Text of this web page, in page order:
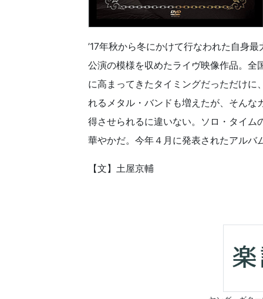
’17年秋から冬にかけて行なわれた自身
公演の模様を収めたライヴ映像作品。全
に高まってきたタイミングだっただけに
れるメタル・バンドも増えたが、そん
得させられるに違いない。ソロ・タイム
華やかだ。今年４月に発表されたアルバ
【文】土屋京輔